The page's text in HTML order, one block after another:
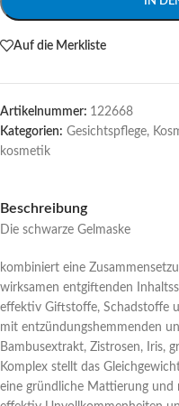
Auf die Merkliste
Artikelnummer: 122668
Kategorien: Gesichtspflege,
kosmetik
Beschreibung
Die schwarze Gelmaske
kombiniert eine
wirksamen entgiftenden
effektiv Giftstoffe, Schadstoffe
mit entzündungshemmenden
Bambusextrakt, Zistrosen, Iris,
Komplex stellt das
eine gründliche Mattierung und